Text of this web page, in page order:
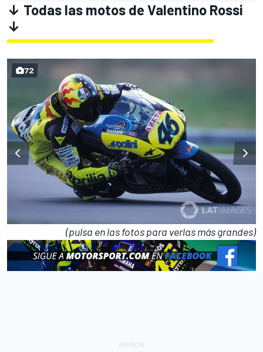
↓ Todas las motos de Valentino Rossi
↓
72
(pulsa en las fotos para verlas más grandes)